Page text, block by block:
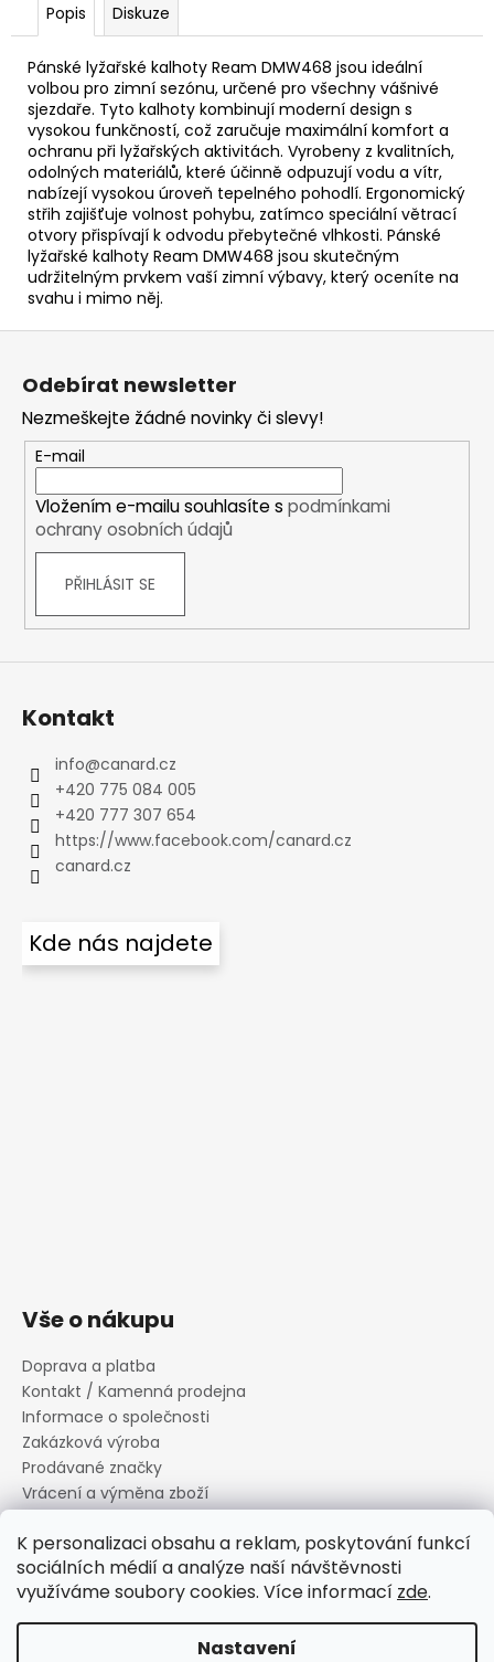
K personalizaci obsahu a reklam, poskytování funkcí
sociálních médií a analýze naší návštěvnosti
využíváme soubory cookies. Více informací zde.
Nastavení
Popis Diskuze
Pánské lyžařské kalhoty Ream DMW468 jsou ideální
volbou pro zimní sezónu, určené pro všechny vášnivé
sjezdaře. Tyto kalhoty kombinují moderní design s
vysokou funkčností, což zaručuje maximální komfort a
ochranu při lyžařských aktivitách. Vyrobeny z kvalitních,
odolných materiálů, které účinně odpuzují vodu a vítr,
nabízejí vysokou úroveň tepelného pohodlí. Ergonomický
střih zajišťuje volnost pohybu, zatímco speciální větrací
otvory přispívají k odvodu přebytečné vlhkosti. Pánské
lyžařské kalhoty Ream DMW468 jsou skutečným
udržitelným prvkem vaší zimní výbavy, který oceníte na
svahu i mimo něj.
Z
Odebírat newsletter
Nezmeškejte žádné novinky či slevy!
E-mail
Vložením e-mailu souhlasíte s podmínkami
ochrany osobních údajů
PŘIHLÁSIT SE
Kontakt
info@canard.cz
+420 775 084 005
+420 777 307 654
https://www.facebook.com/canard.cz
canard.cz
Kde nás najdete
Vše o nákupu
Doprava a platba
Kontakt / Kamenná prodejna
Informace o společnosti
Zakázková výroba
Prodávané značky
Vrácení a výměna zboží
Informace o souborech cookies
Reklamační řád
Obchodní podmínky